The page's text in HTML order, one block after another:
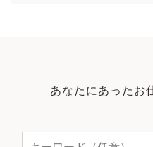
あなたにあったお